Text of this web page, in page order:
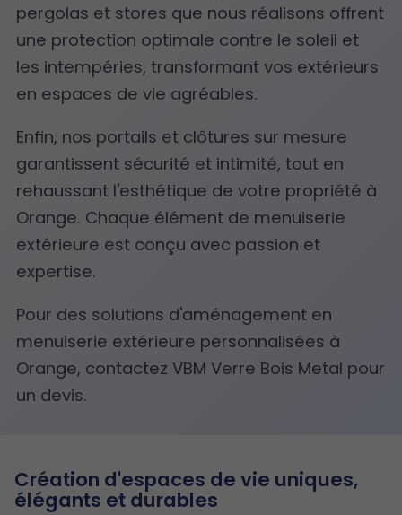
pergolas et stores que nous réalisons offrent
une protection optimale contre le soleil et
les intempéries, transformant vos extérieurs
en espaces de vie agréables.
Enfin, nos portails et clôtures sur mesure
garantissent sécurité et intimité, tout en
rehaussant l'esthétique de votre propriété à
Orange. Chaque élément de menuiserie
extérieure est conçu avec passion et
expertise.
Pour des solutions d'aménagement en
menuiserie extérieure personnalisées à
Orange, contactez VBM Verre Bois Metal pour
un devis.
Création d'espaces de vie uniques,
élégants et durables